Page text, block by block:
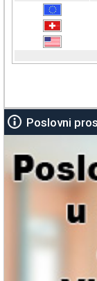
Poslovni